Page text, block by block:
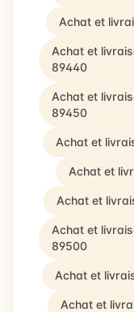
Achat et
Achat et
89440
Achat et
89450
Achat et
Achat et
Achat et
Achat et
89500
Achat et
Achat et